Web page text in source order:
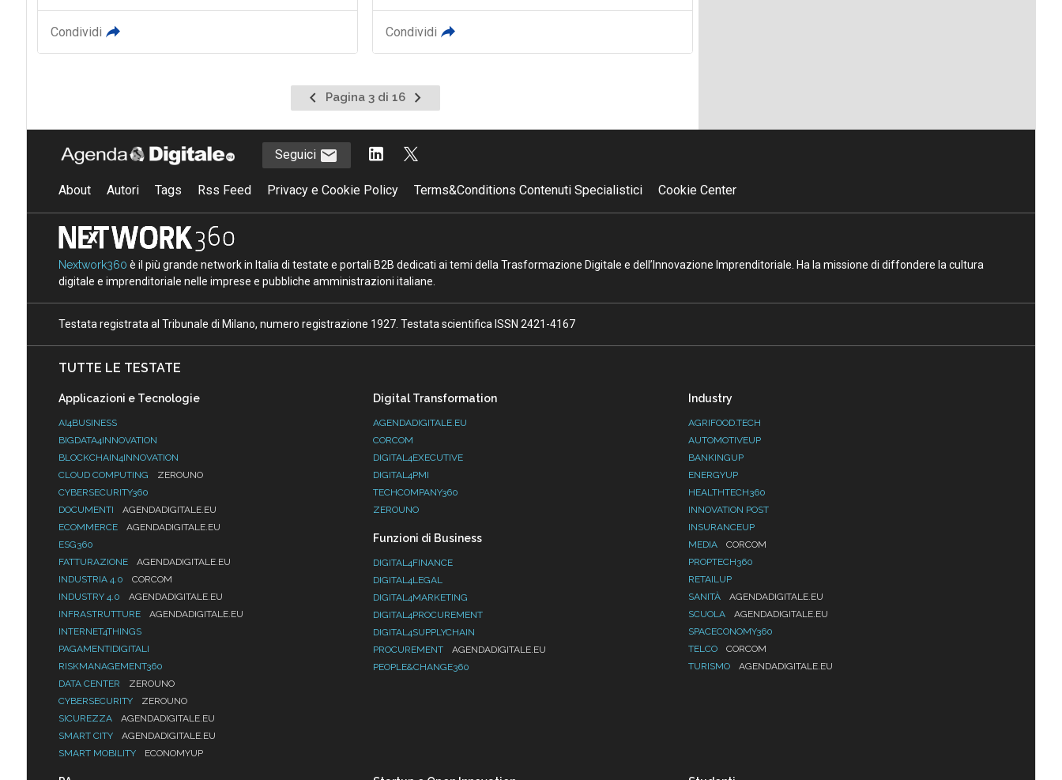
Condividi Condividi
Pagina
precedente
Pagina 3 di 16
Pagina
successiva
Seguici
About Autori Tags Rss Feed Privacy e Cookie Policy Terms&Conditions Contenuti Specialistici Cookie Center
Nextwork360 è il più grande network in Italia di testate e portali B2B dedicati ai temi della Trasformazione Digitale e dell’Innovazione Imprenditoriale. Ha la missione di diffondere la cultura
digitale e imprenditoriale nelle imprese e pubbliche amministrazioni italiane.
Testata registrata al Tribunale di Milano, numero registrazione 1927. Testata scientifica ISSN 2421-4167
TUTTE LE TESTATE
Applicazioni e Tecnologie
AI4BUSINESS
BIGDATA4INNOVATION
BLOCKCHAIN4INNOVATION
CLOUD COMPUTING
ZEROUNO
CYBERSECURITY360
DOCUMENTI
AGENDADIGITALE.EU
ECOMMERCE
AGENDADIGITALE.EU
ESG360
FATTURAZIONE
AGENDADIGITALE.EU
INDUSTRIA 4.0
CORCOM
INDUSTRY 4.0
AGENDADIGITALE.EU
INFRASTRUTTURE
AGENDADIGITALE.EU
INTERNET4THINGS
PAGAMENTIDIGITALI
RISKMANAGEMENT360
DATA CENTER
ZEROUNO
CYBERSECURITY
ZEROUNO
SICUREZZA
AGENDADIGITALE.EU
SMART CITY
AGENDADIGITALE.EU
SMART MOBILITY
ECONOMYUP
Digital Transformation
AGENDADIGITALE.EU
CORCOM
DIGITAL4EXECUTIVE
DIGITAL4PMI
TECHCOMPANY360
ZEROUNO
Funzioni di Business
DIGITAL4FINANCE
DIGITAL4LEGAL
DIGITAL4MARKETING
DIGITAL4PROCUREMENT
DIGITAL4SUPPLYCHAIN
PROCUREMENT
AGENDADIGITALE.EU
PEOPLE&CHANGE360
Industry
AGRIFOOD.TECH
AUTOMOTIVEUP
BANKINGUP
ENERGYUP
HEALTHTECH360
INNOVATION POST
INSURANCEUP
MEDIA
CORCOM
PROPTECH360
RETAILUP
SANITÀ
AGENDADIGITALE.EU
SCUOLA
AGENDADIGITALE.EU
SPACECONOMY360
TELCO
CORCOM
TURISMO
AGENDADIGITALE.EU